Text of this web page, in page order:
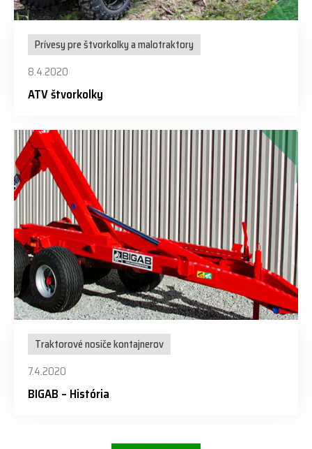
Prívesy pre štvorkolky a malotraktory
8.4.2020
ATV štvorkolky
Traktorové nosiče kontajnerov
7.4.2020
BIGAB – História